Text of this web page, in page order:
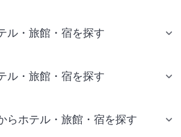
ル・旅館・宿を探す
ル・旅館・宿を探す
らホテル・旅館・宿を探す